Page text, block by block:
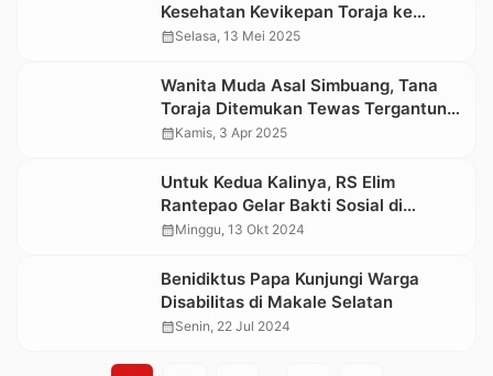
Kesehatan Kevikepan Toraja ke
Mappak
calendar_monthSelasa, 13 Mei 2025
Wanita Muda Asal Simbuang, Tana
Toraja Ditemukan Tewas Tergantung
di Kamar Kos
calendar_monthKamis, 3 Apr 2025
Untuk Kedua Kalinya, RS Elim
Rantepao Gelar Bakti Sosial di
Simbuang Tana Toraja
calendar_monthMinggu, 13 Okt 2024
Benidiktus Papa Kunjungi Warga
Disabilitas di Makale Selatan
calendar_monthSenin, 22 Jul 2024